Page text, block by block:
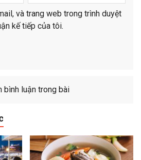
và trang web trong trình duyệt
kế tiếp của tôi.
bình luận trong bài